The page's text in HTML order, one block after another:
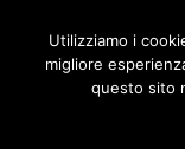
Utilizziamo i
migliore
questo sito